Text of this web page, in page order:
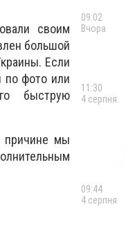
своим
большой
Если
по фото или
быструю
причине мы
09:02
Вчора
11:30
4 серпня
09:44
4 серпня